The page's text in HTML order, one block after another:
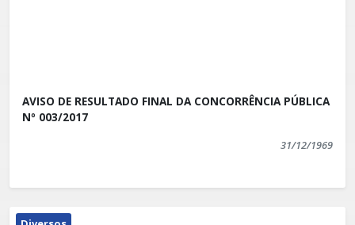
AVISO DE RESULTADO FINAL DA CONCORRÊNCIA PÚBLICA
Nº 003/2017
31/12/1969